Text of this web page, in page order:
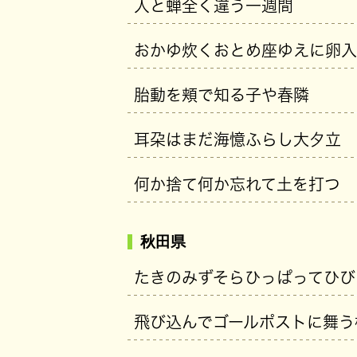
人と蝉全く違う一週間
おかゆ炊くおとめ座ゆえに卵入
胎動を頬で知る子や春隣
耳朶はまだ海憶ふらし大夕立
何か捨て何か忘れて土を打つ
秋田県
たきのみずそらひっぱってひ
飛び込んでゴールポストに舞う